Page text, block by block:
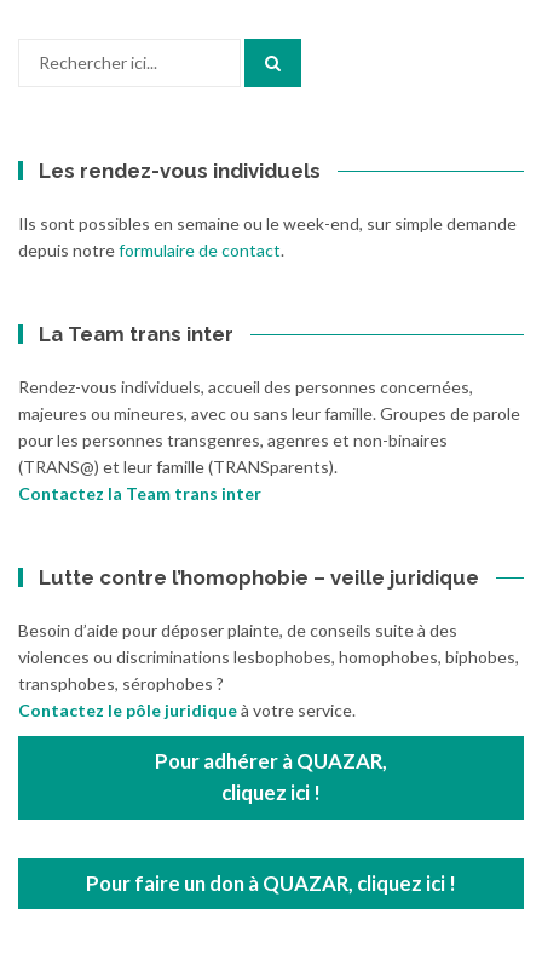
Les rendez-vous individuels
Ils sont possibles en semaine ou le week-end, sur simple demande
depuis notreformulaire de contact.
La Team trans inter
Rendez-vous individuels, accueil des personnes concernées,
majeures ou mineures, avec ou sans leur famille. Groupes de parole
pour les personnes transgenres, agenres et non-binaires
(TRANS@) et leur famille (TRANSparents).
Contactez la Team trans inter
Lutte contre l’homophobie – veille juridique
Besoin d’aide pour déposer plainte, de conseils suite à des
violences ou discriminations lesbophobes, homophobes, biphobes,
transphobes, sérophobes ?
Contactez le pôle juridiqueà votre service.
Pour adhérer à QUAZAR,
cliquez ici !
Pour faire un don à QUAZAR, cliquez ici !